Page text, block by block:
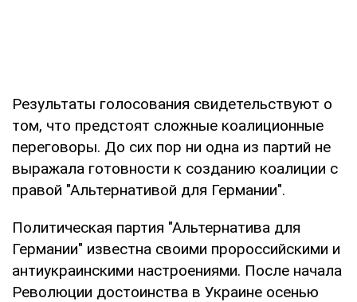
Результаты голосования свидетельствуют о
том, что предстоят сложные коалиционные
переговоры. До сих пор ни одна из партий не
выражала готовности к созданию коалиции с
правой "Альтернативой для Германии".
Политическая партия "Альтернатива для
Германии" известна своими пророссийскими и
антиукраинскими настроениями. После начала
Революции достоинства в Украине осенью